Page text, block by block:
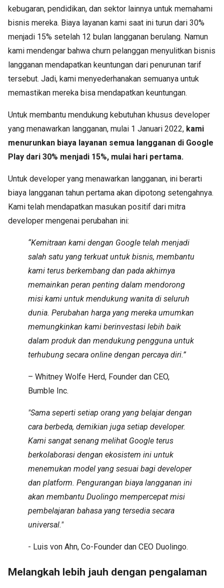
kebugaran, pendidikan, dan sektor lainnya untuk memahami
bisnis mereka. Biaya layanan kami saat ini turun dari 30%
menjadi 15% setelah 12 bulan langganan berulang. Namun
kami mendengar bahwa churn pelanggan menyulitkan bisnis
langganan mendapatkan keuntungan dari penurunan tarif
tersebut. Jadi, kami menyederhanakan semuanya untuk
memastikan mereka bisa mendapatkan keuntungan.
Untuk membantu mendukung kebutuhan khusus developer
yang menawarkan langganan, mulai 1 Januari 2022, kami
menurunkan biaya layanan semua langganan di Google
Play dari 30% menjadi 15%, mulai hari pertama.
Untuk developer yang menawarkan langganan, ini berarti
biaya langganan tahun pertama akan dipotong setengahnya.
Kami telah mendapatkan masukan positif dari mitra
developer mengenai perubahan ini:
“Kemitraan kami dengan Google telah menjadi
salah satu yang terkuat untuk bisnis, membantu
kami terus berkembang dan pada akhirnya
memainkan peran penting dalam mendorong
misi kami untuk mendukung wanita di seluruh
dunia. Perubahan harga yang mereka umumkan
memungkinkan kami berinvestasi lebih baik
dalam produk dan mendukung pengguna untuk
terhubung secara online dengan percaya diri.”
– Whitney Wolfe Herd, Founder dan CEO,
Bumble Inc.
"Sama seperti setiap orang yang belajar dengan
cara berbeda, demikian juga setiap developer.
Kami sangat senang melihat Google terus
berkolaborasi dengan ekosistem ini untuk
menemukan model yang sesuai bagi developer
dan platform. Pengurangan biaya langganan ini
akan membantu Duolingo mempercepat misi
pembelajaran bahasa yang tersedia secara
universal."
- Luis von Ahn, Co-Founder dan CEO Duolingo.
Melangkah lebih jauh dengan pengalaman